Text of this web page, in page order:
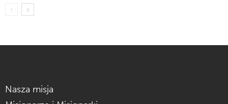
Nasza misja